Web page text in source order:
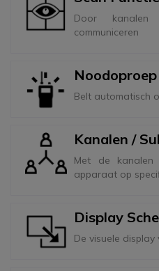
Door
communiceren
Noodoproep
Belt automatisch
Kanalen /
Met de
apparaat op
Display
De visuele